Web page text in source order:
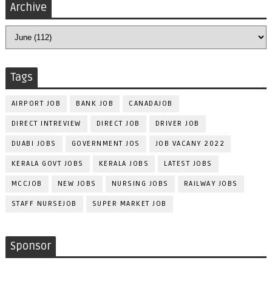
Archive
Tags
AIRPORT JOB BANK JOB CANADAJOB
DIRECT INTREVIEW DIRECT JOB DRIVER JOB
DUABI JOBS GOVERNMENT JOS JOB VACANY 2022
KERALA GOVT JOBS KERALA JOBS LATEST JOBS
MCCJOB NEW JOBS NURSING JOBS RAILWAY JOBS
STAFF NURSEJOB SUPER MARKET JOB
Sponsor